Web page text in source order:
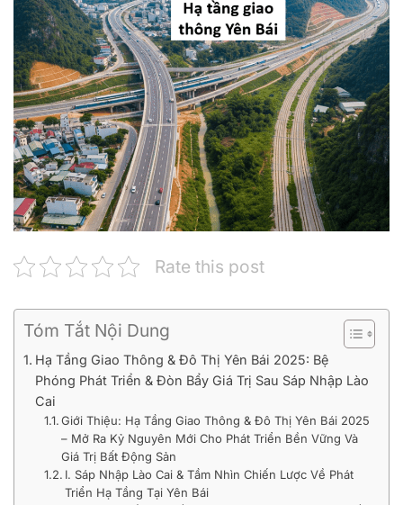
Rate this post
Tóm Tắt Nội Dung
Hạ Tầng Giao Thông & Đô Thị Yên Bái 2025: Bệ
Phóng Phát Triển & Đòn Bẩy Giá Trị Sau Sáp Nhập Lào
Cai
Giới Thiệu: Hạ Tầng Giao Thông & Đô Thị Yên Bái 2025
– Mở Ra Kỷ Nguyên Mới Cho Phát Triển Bền Vững Và
Giá Trị Bất Động Sản
I. Sáp Nhập Lào Cai & Tầm Nhìn Chiến Lược Về Phát
Triển Hạ Tầng Tại Yên Bái